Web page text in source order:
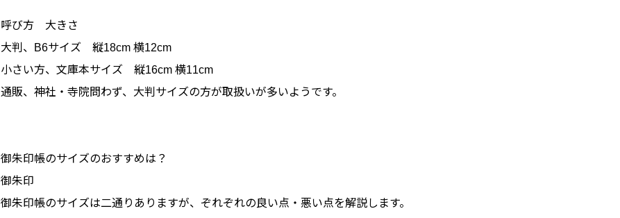
呼び方 大きさ
大判、B6サイズ 縦18cm 横12cm
小さい方、文庫本サイズ 縦16cm 横11cm
通販、神社・寺院問わず、大判サイズの方が取扱いが多いようです。
御朱印帳のサイズのおすすめは？
御朱印
御朱印帳のサイズは二通りありますが、ぞれぞれの良い点・悪い点を解説します。